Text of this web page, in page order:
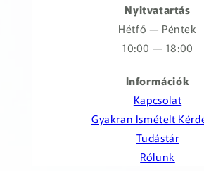
Nyitvatartás
Hétfő — Péntek
10:00 — 18:00
Információk
Kapcsolat
Gyakran Ismételt
Tudástár
Rólunk